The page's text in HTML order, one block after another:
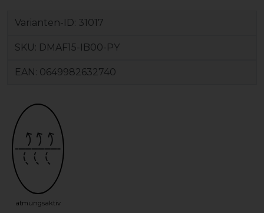
Varianten-ID: 31017
SKU: DMAF15-IB00-PY
EAN: 0649982632740
atmungsaktiv